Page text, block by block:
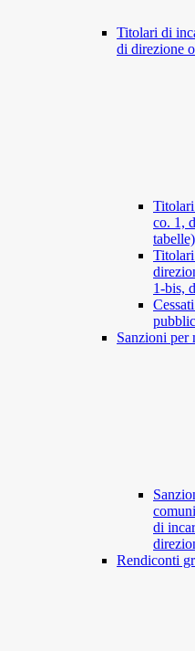
Titolari di
di direzione
co. 1,
tabelle)
1-bis,
Sanzioni per
di
Rendiconti